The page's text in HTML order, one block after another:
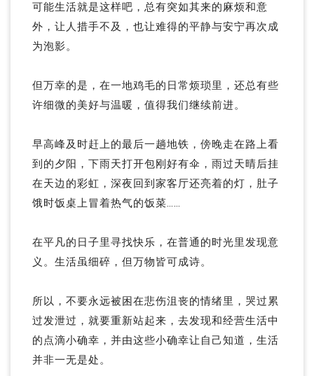
可能生活就是这样吧，总有突如其来的麻烦和意
外，让人措手不及，也让难得的平静与安宁再次成
为泡影。
但万幸的是，在一地鸡毛的日常烦琐里，还总有些
许细微的美好与温暖，值得我们继续前进。
早高峰及时赶上的最后一趟地铁，傍晚走在路上看
到的夕阳，下雨天打开包刚好有伞，雨过天晴后挂
在天边的彩虹，深夜回到家客厅还亮着的灯，肚子
饿时饭桌上冒着热气的饭菜……
在平凡的日子里寻找快乐，在普通的时光里发现意
义。生活虽细碎，但万物皆可成诗。
所以，不要永远被困在悲伤沮丧的情绪里，哭过累
过发泄过，就要重新站起来，去发现和经营生活中
的点滴小确幸，并由这些小确幸让自己知道，生活
并非一无是处。